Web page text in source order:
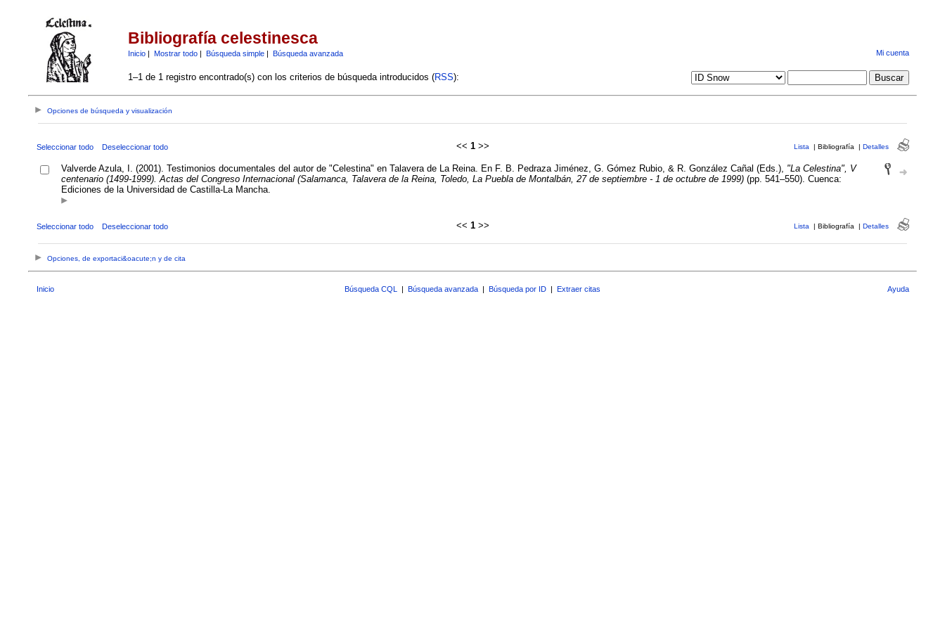
Bibliografía celestinesca
Inicio| Mostrar todo| Búsqueda simple| Búsqueda avanzada Mi cuenta
1–1 de 1 registro encontrado(s) con los criterios de búsqueda introducidos (RSS):
Opciones de búsqueda y visualización
Seleccionar todo Deseleccionar todo << 1>> Lista | Bibliografía | Detalles
Valverde Azula, I. (2001). Testimonios documentales del autor de "Celestina" en Talavera de La Reina. En F. B. Pedraza Jiménez, G. Gómez Rubio, & R. González Cañal (Eds.), "La Celestina", V
centenario (1499-1999). Actas del Congreso Internacional (Salamanca, Talavera de la Reina, Toledo, La Puebla de Montalbán, 27 de septiembre - 1 de octubre de 1999)(pp. 541–550). Cuenca:
Ediciones de la Universidad de Castilla-La Mancha.
Seleccionar todo Deseleccionar todo << 1>> Lista | Bibliografía | Detalles
Opciones, de exportaci&oacute;n y de cita
Inicio Búsqueda CQL | Búsqueda avanzada | Búsqueda por ID | Extraer citas Ayuda